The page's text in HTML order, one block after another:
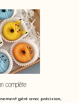
complète
géré avec précision,